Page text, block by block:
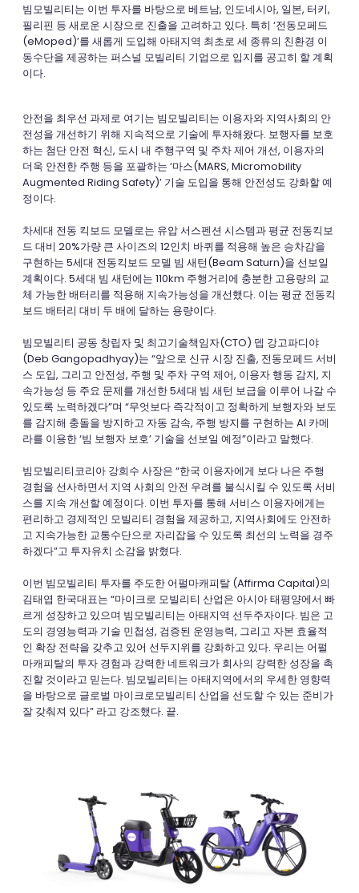
빔모빌리티는 이번 투자를 바탕으로 베트남, 인도네시아, 일본, 터키,
필리핀 등 새로운 시장으로 진출을 고려하고 있다. 특히 ‘전동모페드
(eMoped)’를 새롭게 도입해 아태지역 최초로 세 종류의 친환경 이
동수단을 제공하는 퍼스널 모빌리티 기업으로 입지를 공고히 할 계획
이다.
안전을 최우선 과제로 여기는 빔모빌리티는 이용자와 지역사회의 안
전성을 개선하기 위해 지속적으로 기술에 투자해왔다. 보행자를 보호
하는 첨단 안전 혁신, 도시 내 주행구역 및 주차 제어 개선, 이용자의
더욱 안전한 주행 등을 포괄하는 ‘마스(MARS, Micromobility
Augmented Riding Safety)’ 기술 도입을 통해 안전성도 강화할 예
정이다.
차세대 전동 킥보드 모델로는 유압 서스펜션 시스템과 평균 전동킥보
드 대비 20%가량 큰 사이즈의 12인치 바퀴를 적용해 높은 승차감을
구현하는 5세대 전동킥보드 모델 빔 새턴(Beam Saturn)을 선보일
계획이다. 5세대 빔 새턴에는 110km 주행거리에 충분한 고용량의 교
체 가능한 배터리를 적용해 지속가능성을 개선했다. 이는 평균 전동킥
보드 배터리 대비 두 배에 달하는 용량이다.
빔모빌리티 공동 창립자 및 최고기술책임자(CTO) 뎁 강고파디야
(Deb Gangopadhyay)는 “앞으로 신규 시장 진출, 전동모페드 서비
스 도입, 그리고 안전성, 주행 및 주차 구역 제어, 이용자 행동 감지, 지
속가능성 등 주요 문제를 개선한 5세대 빔 새턴 보급을 이루어 나갈 수
있도록 노력하겠다”며 “무엇보다 즉각적이고 정확하게 보행자와 보도
를 감지해 충돌을 방지하고 자동 감속, 주행 방지를 구현하는 AI 카메
라를 이용한 ‘빔 보행자 보호’ 기술을 선보일 예정”이라고 말했다.
빔모빌리티코리아 강희수 사장은 “한국 이용자에게 보다 나은 주행
경험을 선사하면서 지역 사회의 안전 우려를 불식시킬 수 있도록 서비
스를 지속 개선할 예정이다. 이번 투자를 통해 서비스 이용자에게는
편리하고 경제적인 모빌리티 경험을 제공하고, 지역사회에도 안전하
고 지속가능한 교통수단으로 자리잡을 수 있도록 최선의 노력을 경주
하겠다”고 투자유치 소감을 밝혔다.
이번 빔모빌리티 투자를 주도한 어펄마캐피탈 (Affirma Capital)의
김태엽 한국대표는 “마이크로 모빌리티 산업은 아시아 태평양에서 빠
르게 성장하고 있으며 빔모빌리티는 아태지역 선두주자이다. 빔은 고
도의 경영능력과 기술 민첩성, 검증된 운영능력, 그리고 자본 효율적
인 확장 전략을 갖추고 있어 선두지위를 강화하고 있다. 우리는 어펄
마캐피탈의 투자 경험과 강력한 네트워크가 회사의 강력한 성장을 촉
진할 것이라고 믿는다. 빔모빌리티는 아태지역에서의 우세한 영향력
을 바탕으로 글로벌 마이크로모빌리티 산업을 선도할 수 있는 준비가
잘 갖춰져 있다” 라고 강조했다. 끝.